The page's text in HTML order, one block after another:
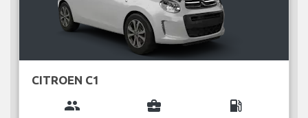
CITROEN C1
group business_center local_gas_station